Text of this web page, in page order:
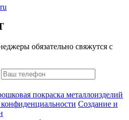
обязательно свяжутся с
покраска металлоизделий
Создание и